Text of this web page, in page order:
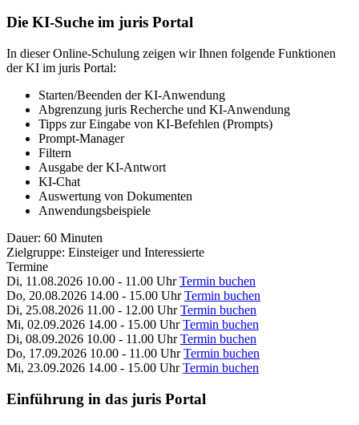
Die KI-Suche im juris Portal
In dieser Online-Schulung zeigen wir Ihnen folgende Funktionen
der KI im juris Portal:
Starten/Beenden der KI-Anwendung
Abgrenzung juris Recherche und KI-Anwendung
Tipps zur Eingabe von KI-Befehlen (Prompts)
Prompt-Manager
Filtern
Ausgabe der KI-Antwort
KI-Chat
Auswertung von Dokumenten
Anwendungsbeispiele
Dauer: 60 Minuten
Zielgruppe: Einsteiger und Interessierte
Termine
Di, 11.08.2026 10.00 - 11.00 Uhr Termin buchen
Do, 20.08.2026 14.00 - 15.00 Uhr Termin buchen
Di, 25.08.2026 11.00 - 12.00 Uhr Termin buchen
Mi, 02.09.2026 14.00 - 15.00 Uhr Termin buchen
Di, 08.09.2026 10.00 - 11.00 Uhr Termin buchen
Do, 17.09.2026 10.00 - 11.00 Uhr Termin buchen
Mi, 23.09.2026 14.00 - 15.00 Uhr Termin buchen
Einführung in das juris Portal